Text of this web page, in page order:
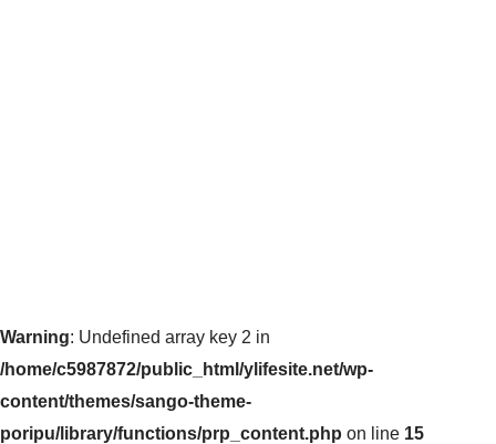
Warning: Undefined array key 2 in
/home/c5987872/public_html/ylifesite.net/wp-
content/themes/sango-theme-
poripu/library/functions/prp_content.php on line 15